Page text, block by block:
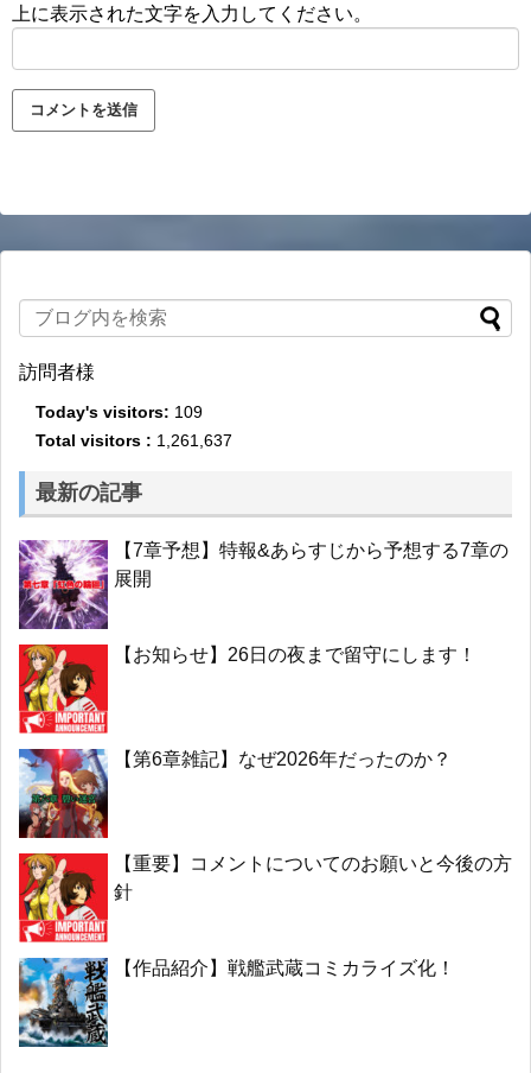
上に表示された文字を入力してください。
訪問者様
Today's visitors: 109
Total visitors : 1,261,637
最新の記事
【7章予想】特報&あらすじから予想する7章の
展開
【お知らせ】26日の夜まで留守にします！
【第6章雑記】なぜ2026年だったのか？
【重要】コメントについてのお願いと今後の方
針
【作品紹介】戦艦武蔵コミカライズ化！